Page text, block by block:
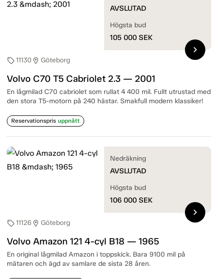
sell11130 location_on Göteborg
Volvo C70 T5 Cabriolet 2.3 — 2001
En lågmilad C70 cabriolet som rullat 4 400 mil. Fullt utrustad med
den stora T5-motorn på 240 hästar. Smakfull modern klassiker!
Reservationspris uppnått
AVSLUTAD
Högsta bud
105 000 SEK
chevron_right
sell11126 location_on Göteborg
Volvo Amazon 121 4-cyl B18 — 1965
En original lågmilad Amazon i toppskick. Bara 9100 mil på
mätaren och ägd av samlare de sista 28 åren.
Nedräkning
AVSLUTAD
Högsta bud
106 000 SEK
chevron_right